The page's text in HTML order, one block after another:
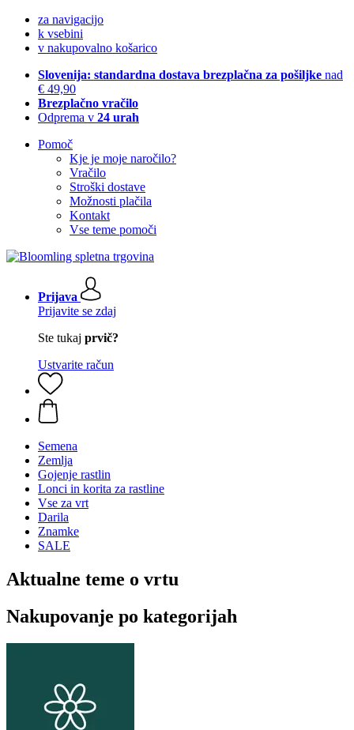
za navigacijo
k vsebini
v nakupovalno košarico
Slovenija: standardna dostava brezplačna za pošiljke nad
€ 49,90
Brezplačno vračilo
Odprema v 24 urah
Pomoč
Kje je moje naročilo?
Vračilo
Stroški dostave
Možnosti plačila
Kontakt
Vse teme pomoči
Prijava
Prijavite se zdaj
Ste tukaj prvič?
Ustvarite račun
Semena
Zemlja
Gojenje rastlin
Lonci in korita za rastline
Vse za vrt
Darila
Znamke
SALE
Aktualne teme o vrtu
Nakupovanje po kategorijah